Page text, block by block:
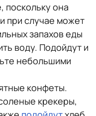
поскольку она
при случае может
запахов еды
воду. Подойдут и
небольшими
конфеты.
крекеры,